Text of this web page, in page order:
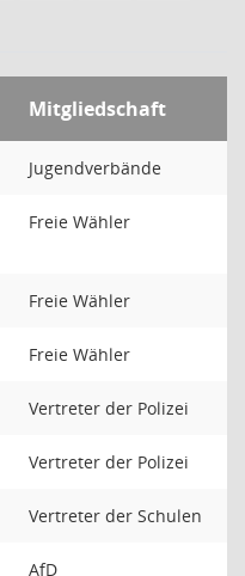
Mitgliedschaft
Jugendverbände
Freie Wähler
Freie Wähler
Freie Wähler
Vertreter der Polizei
Vertreter der Polizei
Vertreter der Schulen
AfD